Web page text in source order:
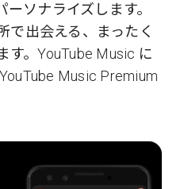
ソナライズします。
で出会える、まったく
す。YouTube Music に
Music Premium